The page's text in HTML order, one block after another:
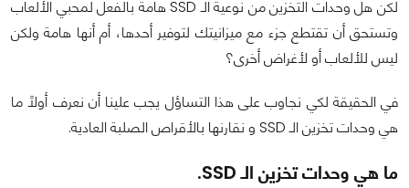
لكن هل وحدات التخزين من نوعية الـ SSD هامة بالفعل لمحبي الألعاب
وتستحق أن تقتطع جزء مع ميزانيتك لتوفير أحدها، أم أنها هامة ولكن
ليس للألعاب أو لأغراض أخرى؟
في الحقيقة لكي نجاوب على هذا التساؤل يجب علينا أن نعرف أولاً ما
هي وحدات تخزين الـ SSD و نقارنها بالأقراص الصلبة العادية.
ما هي وحدات تخزين الـ SSD.